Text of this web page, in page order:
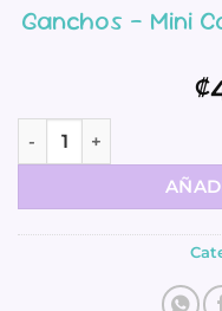
Ganchos – Mini
₡
Ganchos - Mini